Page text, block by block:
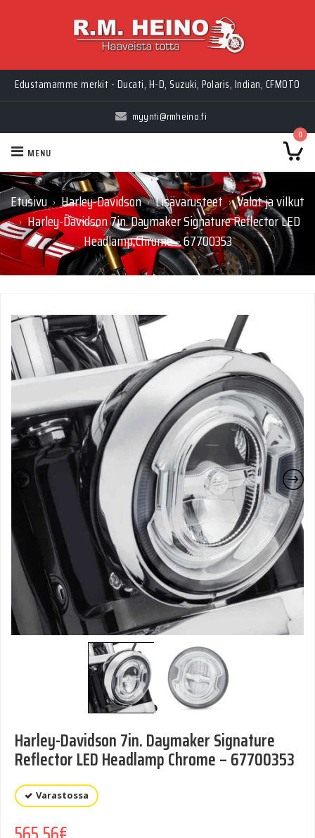
Edustamamme merkit - Ducati, H-D, Suzuki, Polaris, Indian, CFMOTO
myynti@rmheino.fi
0
MENU
Etusivu › Harley-Davidson › Lisävarusteet › Valot ja vilkut
› Harley-Davidson 7in. Daymaker Signature Reflector LED
Headlamp Chrome – 67700353
Harley-Davidson 7in. Daymaker Signature
Reflector LED Headlamp Chrome – 67700353
Varastossa